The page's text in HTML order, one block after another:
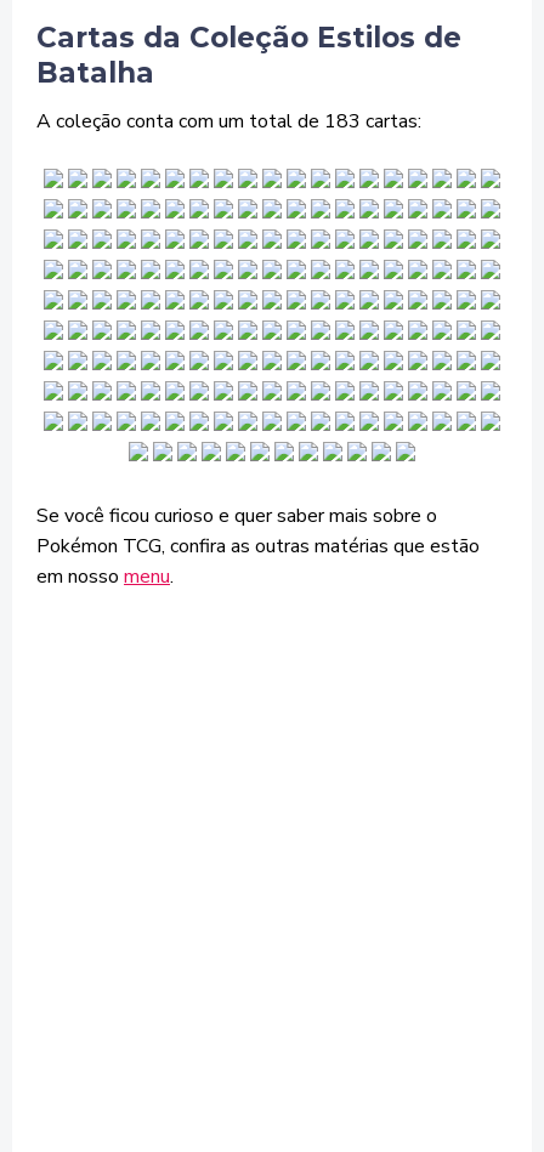
Cartas da Coleção Estilos de
Batalha
A coleção conta com um total de 183 cartas:
Se você ficou curioso e quer saber mais sobre o
Pokémon TCG, confira as outras matérias que estão
em nosso menu.